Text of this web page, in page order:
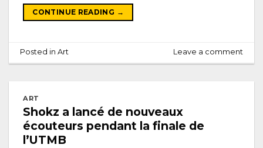
CONTINUE READING →
Posted inArt Leave a comment
ART
Shokz a lancé de nouveaux
écouteurs pendant la finale de
l’UTMB